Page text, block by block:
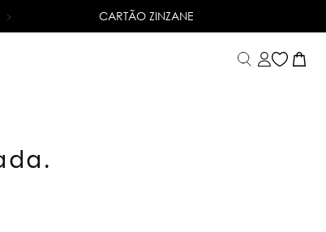
6X SEM JUROSNO CARTÃO DE CRÉDITO
CARTÃO ZINZANE